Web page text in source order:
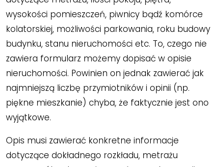
wysokości pomieszczeń, piwnicy bądź komórce
kolatorskiej, możliwości parkowania, roku budowy
budynku, stanu nieruchomości etc. To, czego nie
zawiera formularz możemy dopisać w opisie
nieruchomości. Powinien on jednak zawierać jak
najmniejszą liczbę przymiotników i opinii (np.
piękne mieszkanie) chyba, że faktycznie jest ono
wyjątkowe.
Opis musi zawierać konkretne informacje
dotyczące dokładnego rozkładu, metrażu